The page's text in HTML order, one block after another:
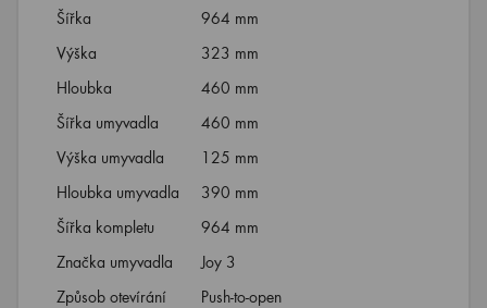
Šířka
964 mm
Výška
323 mm
Hloubka
460 mm
Šířka umyvadla
460 mm
Výška umyvadla
125 mm
Hloubka umyvadla
390 mm
Šířka kompletu
964 mm
Značka umyvadla
Joy 3
Způsob otevírání
Push-to-open